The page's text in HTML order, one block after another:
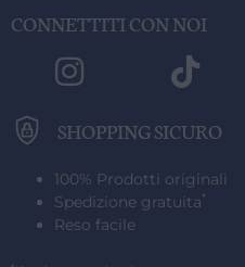
CONNETTITI CON NOI
SHOPPING SICURO
100% Prodotti originali
Spedizione gratuita*
Reso facile